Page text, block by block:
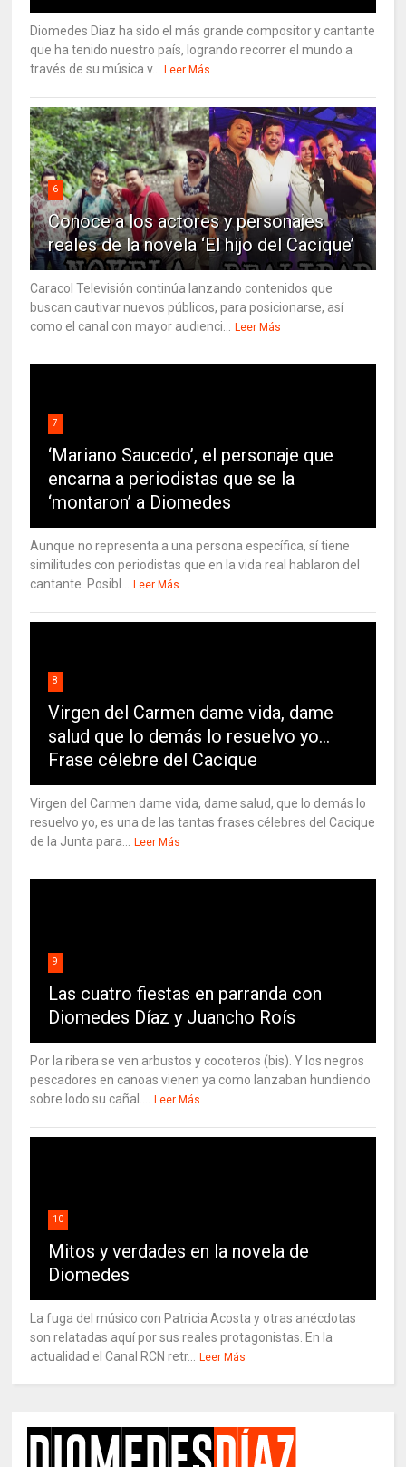
Diomedes Diaz ha sido el más grande compositor y cantante
que ha tenido nuestro país, logrando recorrer el mundo a
través de su música v...
Leer Más
6
Conoce a los actores y personajes
reales de la novela ‘El hijo del Cacique’
Caracol Televisión continúa lanzando contenidos que
buscan cautivar nuevos públicos, para posicionarse, así
como el canal con mayor audienci...
Leer Más
7
‘Mariano Saucedo’, el personaje que
encarna a periodistas que se la
‘montaron’ a Diomedes
Aunque no representa a una persona específica, sí tiene
similitudes con periodistas que en la vida real hablaron del
cantante. Posibl...
Leer Más
8
Virgen del Carmen dame vida, dame
salud que lo demás lo resuelvo yo…
Frase célebre del Cacique
Virgen del Carmen dame vida, dame salud, que lo demás lo
resuelvo yo, es una de las tantas frases célebres del Cacique
de la Junta para...
Leer Más
9
Las cuatro fiestas en parranda con
Diomedes Díaz y Juancho Roís
Por la ribera se ven arbustos y cocoteros (bis). Y los negros
pescadores en canoas vienen ya como lanzaban hundiendo
sobre lodo su cañal....
Leer Más
10
Mitos y verdades en la novela de
Diomedes
La fuga del músico con Patricia Acosta y otras anécdotas
son relatadas aquí por sus reales protagonistas. En la
actualidad el Canal RCN retr...
Leer Más